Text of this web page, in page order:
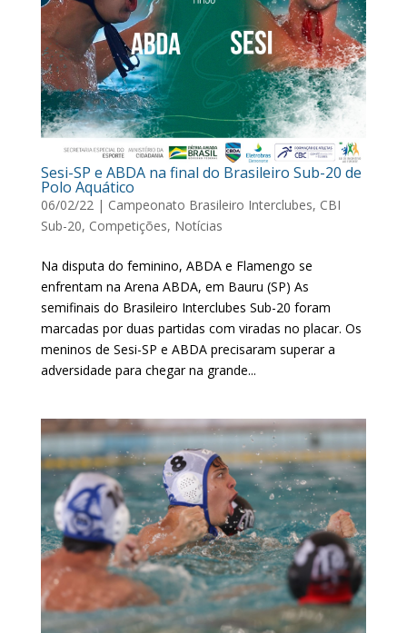
Sesi-SP e ABDA na final do Brasileiro Sub-20 de
Polo Aquático
06/02/22| Campeonato Brasileiro Interclubes, CBI
Sub-20, Competições, Notícias
Na disputa do feminino, ABDA e Flamengo se
enfrentam na Arena ABDA, em Bauru (SP) As
semifinais do Brasileiro Interclubes Sub-20 foram
marcadas por duas partidas com viradas no placar. Os
meninos de Sesi-SP e ABDA precisaram superar a
adversidade para chegar na grande...